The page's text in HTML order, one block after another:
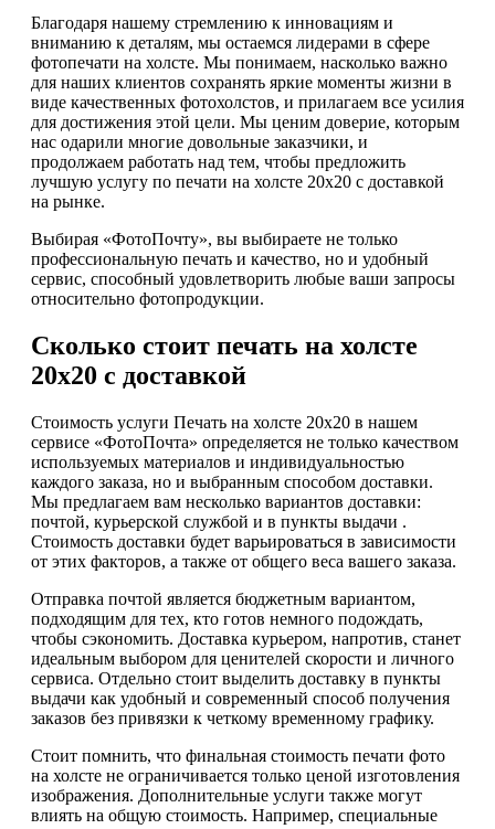
Благодаря нашему стремлению к инновациям и
вниманию к деталям, мы остаемся лидерами в сфере
фотопечати на холсте. Мы понимаем, насколько важно
для наших клиентов сохранять яркие моменты жизни в
виде качественных фотохолстов, и прилагаем все усилия
для достижения этой цели. Мы ценим доверие, которым
нас одарили многие довольные заказчики, и
продолжаем работать над тем, чтобы предложить
лучшую услугу по печати на холсте 20х20 с доставкой
на рынке.
Выбирая «ФотоПочту», вы выбираете не только
профессиональную печать и качество, но и удобный
сервис, способный удовлетворить любые ваши запросы
относительно фотопродукции.
Сколько стоит печать на холсте
20х20 с доставкой
Стоимость услуги Печать на холсте 20х20 в нашем
сервисе «ФотоПочта» определяется не только качеством
используемых материалов и индивидуальностью
каждого заказа, но и выбранным способом доставки.
Мы предлагаем вам несколько вариантов доставки:
почтой, курьерской службой и в пункты выдачи .
Стоимость доставки будет варьироваться в зависимости
от этих факторов, а также от общего веса вашего заказа.
Отправка почтой является бюджетным вариантом,
подходящим для тех, кто готов немного подождать,
чтобы сэкономить. Доставка курьером, напротив, станет
идеальным выбором для ценителей скорости и личного
сервиса. Отдельно стоит выделить доставку в пункты
выдачи как удобный и современный способ получения
заказов без привязки к четкому временному графику.
Стоит помнить, что финальная стоимость печати фото
на холсте не ограничивается только ценой изготовления
изображения. Дополнительные услуги также могут
влиять на общую стоимость. Например, специальные